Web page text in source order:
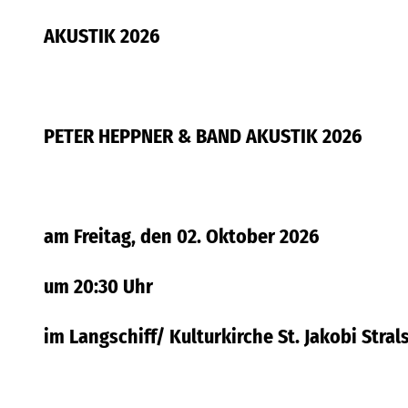
AKUSTIK 2026
PETER HEPPNER & BAND AKUSTIK 2026
am Freitag, den 02. Oktober 2026
um 20:30 Uhr
im Langschiff/ Kulturkirche St. Jakobi